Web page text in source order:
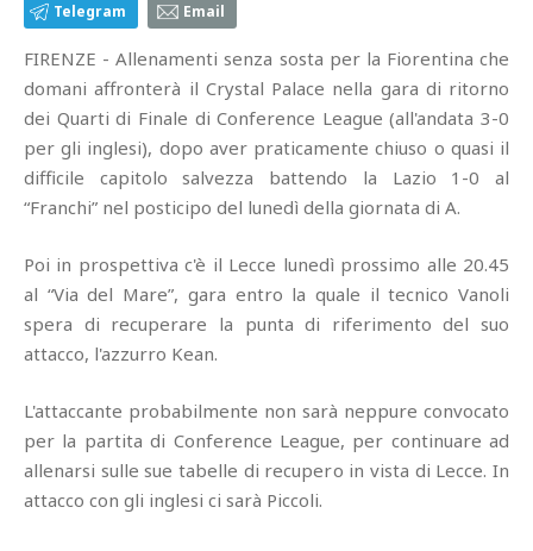
Telegram Email
FIRENZE - Allenamenti senza sosta per la Fiorentina che
domani affronterà il Crystal Palace nella gara di ritorno
dei Quarti di Finale di Conference League (all'andata 3-0
per gli inglesi), dopo aver praticamente chiuso o quasi il
difficile capitolo salvezza battendo la Lazio 1-0 al
“Franchi” nel posticipo del lunedì della giornata di A.
Poi in prospettiva c'è il Lecce lunedì prossimo alle 20.45
al “Via del Mare”, gara entro la quale il tecnico Vanoli
spera di recuperare la punta di riferimento del suo
attacco, l'azzurro Kean.
L'attaccante probabilmente non sarà neppure convocato
per la partita di Conference League, per continuare ad
allenarsi sulle sue tabelle di recupero in vista di Lecce. In
attacco con gli inglesi ci sarà Piccoli.